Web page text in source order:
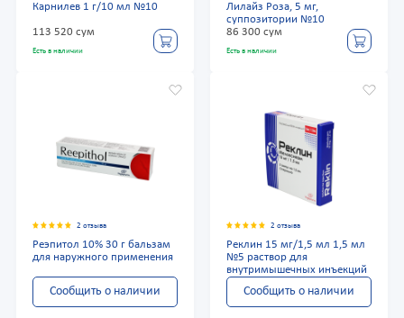
Карнилев 1 г/10 мл №10
113 520 сум
Есть в наличии
Лилайз Роза, 5 мг,
суппозитории №10
86 300 сум
Есть в наличии
2 отзыва
Реэпитол 10% 30 г бальзам
для наружного применения
Сообщить о наличии
2 отзыва
Реклин 15 мг/1,5 мл 1,5 мл
№5 раствор для
внутримышечных инъекций
Сообщить о наличии